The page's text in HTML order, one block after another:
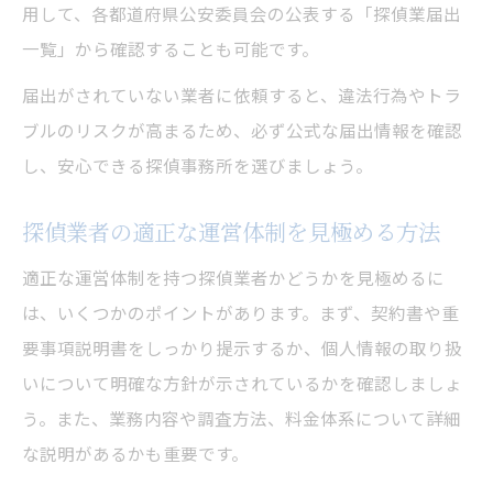
用して、各都道府県公安委員会の公表する「探偵業届出
一覧」から確認することも可能です。
届出がされていない業者に依頼すると、違法行為やトラ
ブルのリスクが高まるため、必ず公式な届出情報を確認
し、安心できる探偵事務所を選びましょう。
探偵業者の適正な運営体制を見極める方法
適正な運営体制を持つ探偵業者かどうかを見極めるに
は、いくつかのポイントがあります。まず、契約書や重
要事項説明書をしっかり提示するか、個人情報の取り扱
いについて明確な方針が示されているかを確認しましょ
う。また、業務内容や調査方法、料金体系について詳細
な説明があるかも重要です。